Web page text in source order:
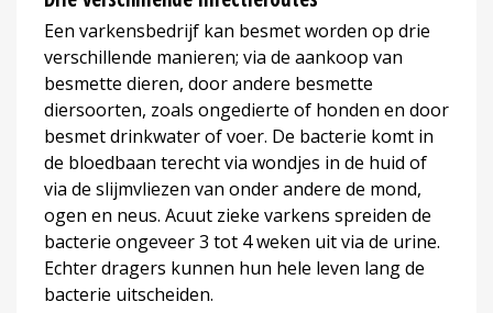
Een varkensbedrijf kan besmet worden op drie
verschillende manieren; via de aankoop van
besmette dieren, door andere besmette
diersoorten, zoals ongedierte of honden en door
besmet drinkwater of voer. De bacterie komt in
de bloedbaan terecht via wondjes in de huid of
via de slijmvliezen van onder andere de mond,
ogen en neus. Acuut zieke varkens spreiden de
bacterie ongeveer 3 tot 4 weken uit via de urine.
Echter dragers kunnen hun hele leven lang de
bacterie uitscheiden.